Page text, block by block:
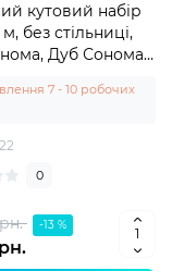
кутовий набір
без стільниці,
Дуб Сонома
7 - 10 робочих
0
-13 %